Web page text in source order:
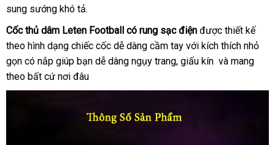
rung
sạc
điện
sung sướng khó tả.
Cốc thủ dâm Leten Football có rung sạc điện thống
kê
được thiết kế
theo hình dạng chiếc cốc dễ dàng cầm tay Đài
Loan
với kích thích nhỏ
gọn có nắp giúp bạn dễ dàng ngụy trangamazon
, giấu kín đắt
và mang
theo hàng
Hiệu
bất cứ nơi đâu